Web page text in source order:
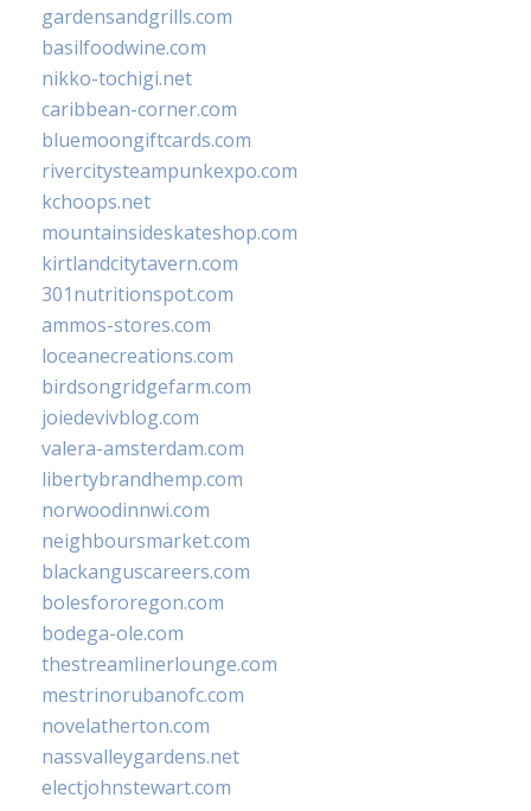
gardensandgrills.com
basilfoodwine.com
nikko-tochigi.net
caribbean-corner.com
bluemoongiftcards.com
rivercitysteampunkexpo.com
kchoops.net
mountainsideskateshop.com
kirtlandcitytavern.com
301nutritionspot.com
ammos-stores.com
loceanecreations.com
birdsongridgefarm.com
joiedevivblog.com
valera-amsterdam.com
libertybrandhemp.com
norwoodinnwi.com
neighboursmarket.com
blackanguscareers.com
bolesfororegon.com
bodega-ole.com
thestreamlinerlounge.com
mestrinorubanofc.com
novelatherton.com
nassvalleygardens.net
electjohnstewart.com